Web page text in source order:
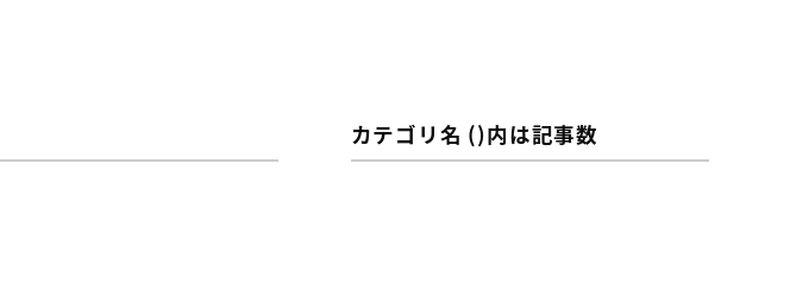
カテゴリ名 ()内は記事数